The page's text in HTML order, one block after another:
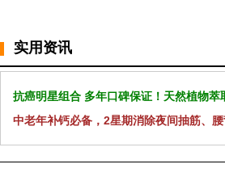
实用资讯
抗癌明星组合 多年口碑保证！天然植物萃
中老年补钙必备，2星期消除夜间抽筋、